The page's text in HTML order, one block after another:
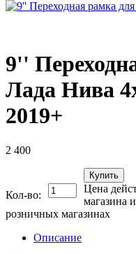
9''
Лада Нива
2019+
2 400
Кол-во:
Купить
Цена
магазина
розничных магазинах
Описание